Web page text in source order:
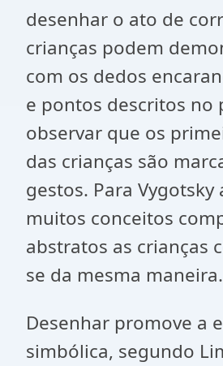
desenhar o ato de
crianças podem
com os dedos
e pontos descritos no
observar que os
das crianças são
gestos. Para
muitos conceitos
abstratos as crianças
se da mesma maneira.
Desenhar promove a
simbólica, segundo